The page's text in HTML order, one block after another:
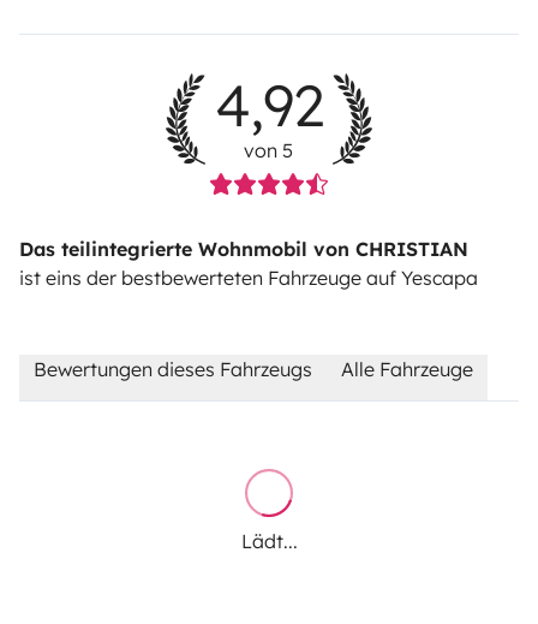
4,92
von 5
Das teilintegrierte Wohnmobil von CHRISTIAN
ist eins der bestbewerteten Fahrzeuge auf Yescapa
Bewertungen dieses Fahrzeugs Alle Fahrzeuge
Lädt...